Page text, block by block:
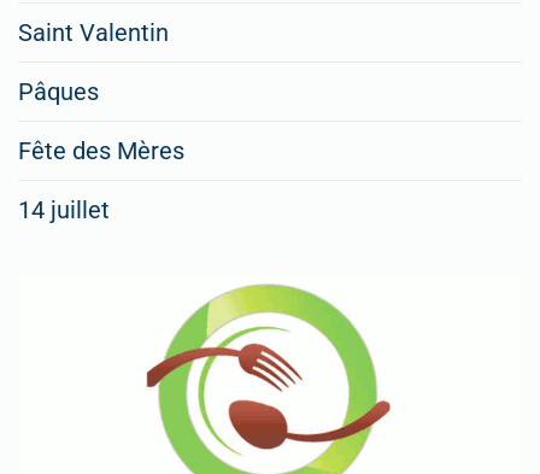
Saint Valentin
Pâques
Fête des Mères
14 juillet